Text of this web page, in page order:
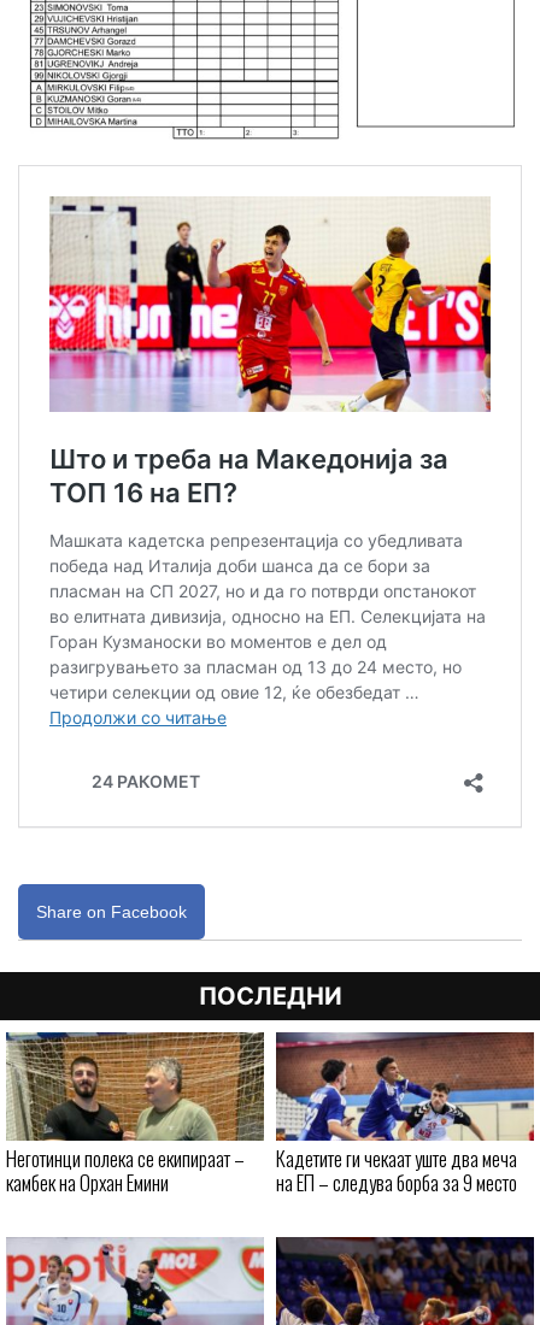
Share on Facebook
ПОСЛЕДНИ
Неготинци полека се екипираат –
камбек на Орхан Емини
Кадетите ги чекаат уште два меча
на ЕП – следува борба за 9 место